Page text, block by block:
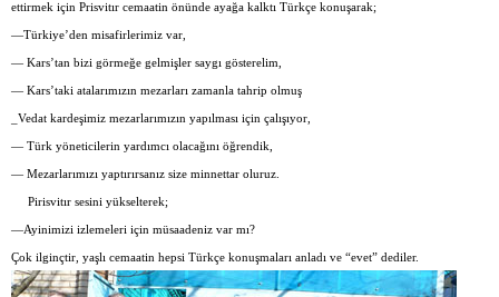
ettirmek için Prisvitır cemaatin önünde ayağa kalktı Türkçe konuşarak;
—Türkiye’den misafirlerimiz var,
— Kars’tan bizi görmeğe gelmişler saygı gösterelim,
— Kars’taki atalarımızın mezarları zamanla tahrip olmuş
_Vedat kardeşimiz mezarlarımızın yapılması için çalışıyor,
— Türk yöneticilerin yardımcı olacağını öğrendik,
— Mezarlarımızı yaptırırsanız size minnettar oluruz.
Pirisvitır sesini yükselterek;
—Ayinimizi izlemeleri için müsaadeniz var mı?
Çok ilginçtir, yaşlı cemaatin hepsi Türkçe konuşmaları anladı ve “evet” dediler.